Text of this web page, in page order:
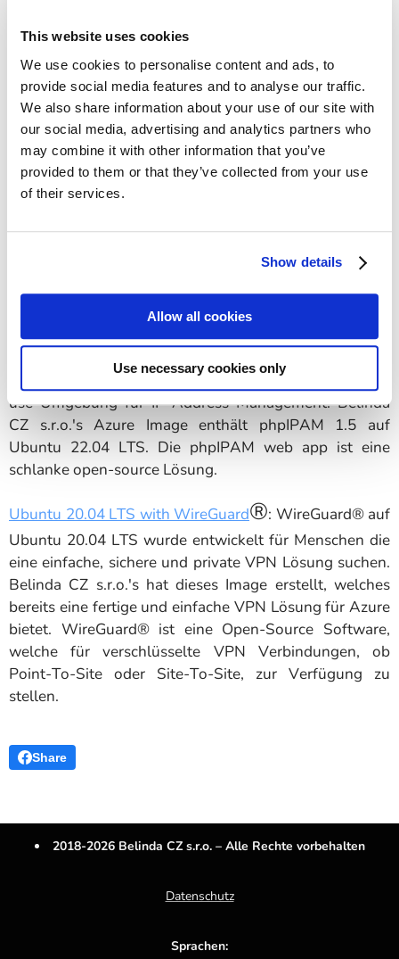
This website uses cookies
We use cookies to personalise content and ads, to
provide social media features and to analyse our traffic.
We also share information about your use of our site with
our social media, advertising and analytics partners who
may combine it with other information that you’ve
provided to them or that they’ve collected from your use
of their services.
Show details
Allow all cookies
Use necessary cookies only
optimierte Installation von Windows 2022 liefert.
SQL Express on Windows Server 2022: Belinda CZ
s.r.o. hat dieses Image erstellt, welches bereits
Microsoft SQL Express und SQL Management Studio
auf Windows Server 2022 enthält. Das Image ist Ideal
für Entwickler, welche kleine skalierbare Applikationen
entwickeln oder SQL lernen möchten. SQL Express ist
eine freie Version von Microsoft SQL Server.
Ubuntu 22.04 LTS with phpIPAM
: Liefert eine ready-to-
use Umgebung für IP Address Management. Belinda
CZ s.r.o.'s Azure Image enthält phpIPAM 1.5 auf
Ubuntu 22.04 LTS. Die phpIPAM web app ist eine
schlanke open-source Lösung.
Ubuntu 20.04 LTS with WireGuard®: WireGuard® auf
Ubuntu 20.04 LTS wurde entwickelt für Menschen die
eine einfache, sichere und private VPN Lösung suchen.
Belinda CZ s.r.o.'s hat dieses Image erstellt, welches
bereits eine fertige und einfache VPN Lösung für Azure
bietet. WireGuard® ist eine Open-Source Software,
welche für verschlüsselte VPN Verbindungen, ob
Point-To-Site oder Site-To-Site, zur Verfügung zu
stellen.
Share
2018-2026 Belinda CZ s.r.o. – Alle Rechte vorbehalten
Datenschutz
Sprachen